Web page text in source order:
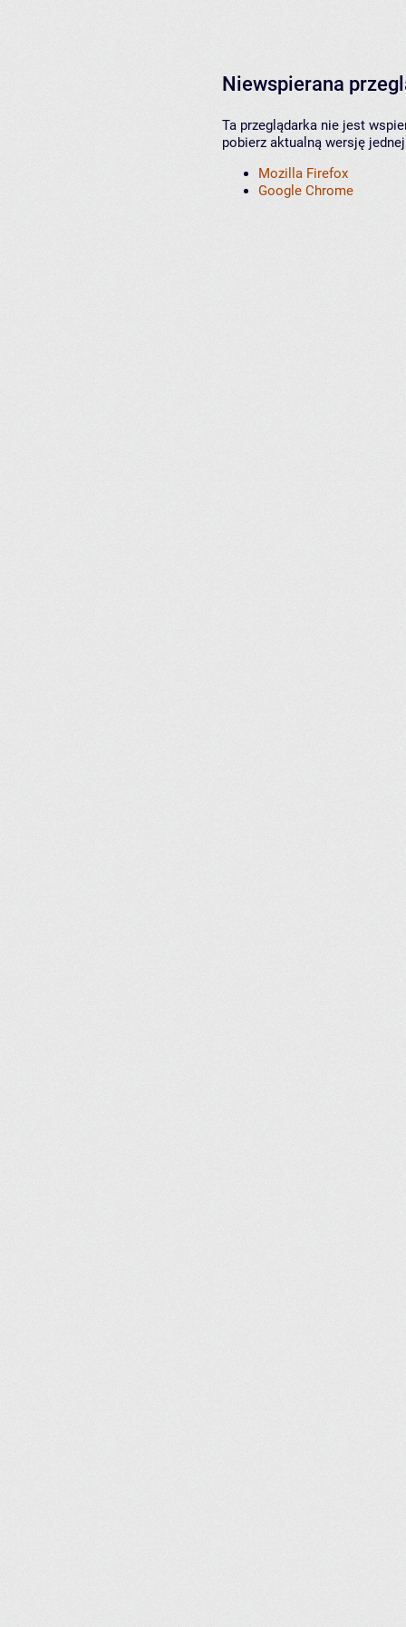
Niewspierana
Ta przeglądarka nie jest
pobierz aktualną wersję
Mozilla Firefox
Google Chrome